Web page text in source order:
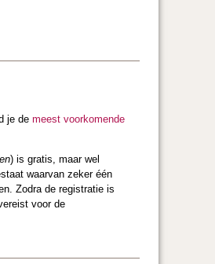
je de meest voorkomende
) is gratis, maar wel
waarvan zeker één
Zodra de registratie is
voor de